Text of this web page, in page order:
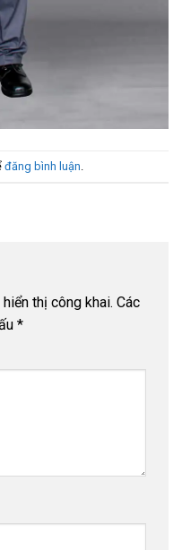
đăng bình luận
thị công khai. Các
*